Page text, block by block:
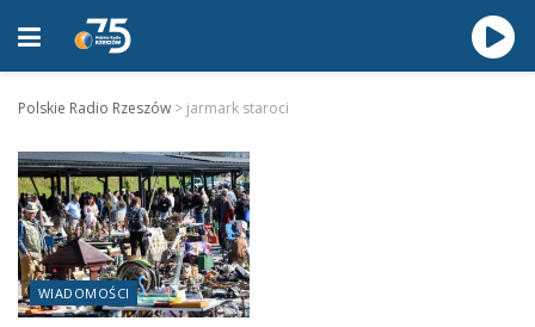
Polskie Radio Rzeszów > jarmark staroci
WIADOMOŚCI